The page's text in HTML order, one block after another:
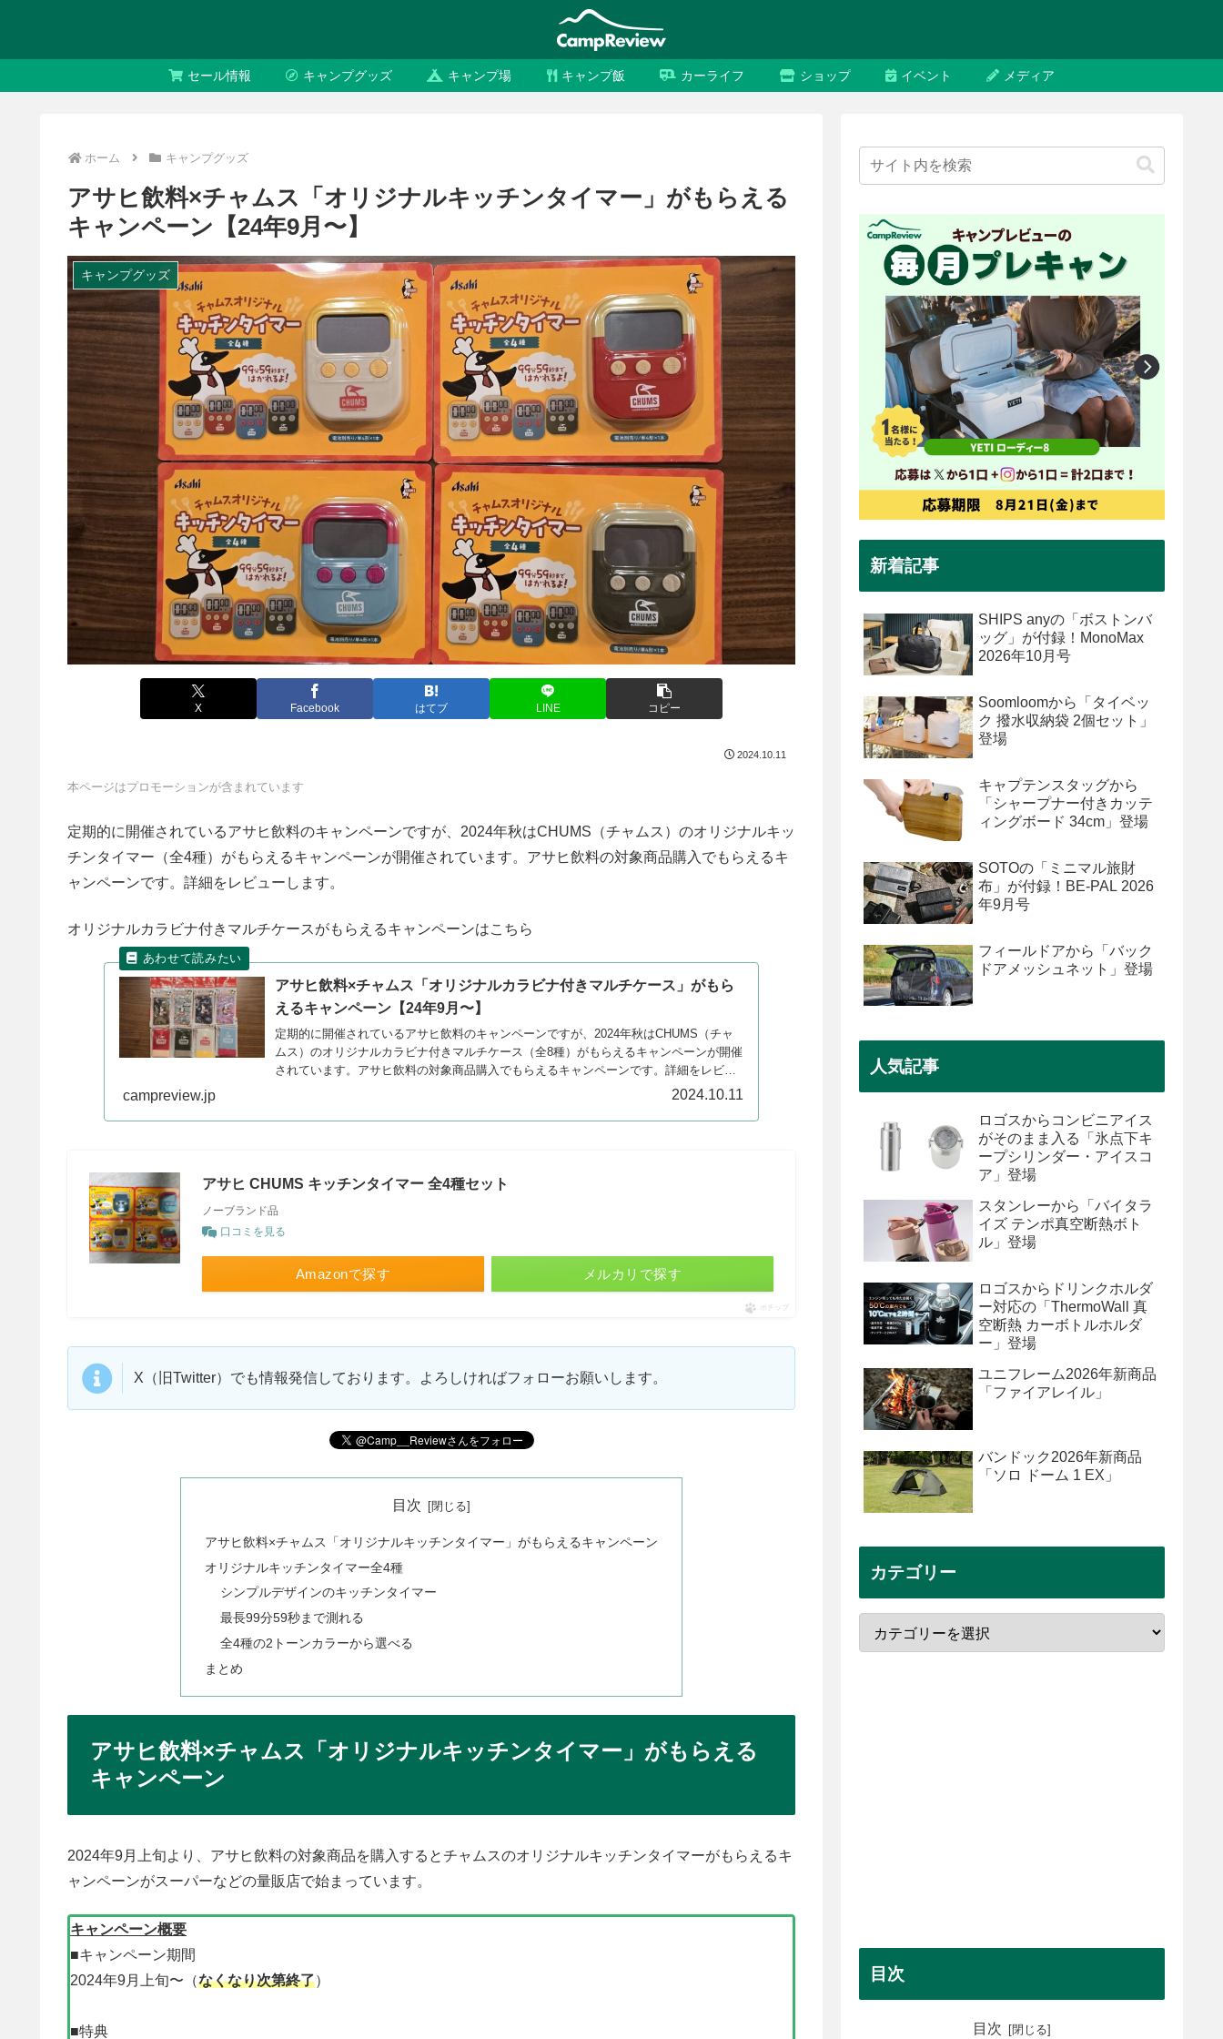
セール情報 キャンプグッズ キャンプ場 キャンプ飯 カーライフ ショップ イベント メディア
ホーム キャンプグッズ
アサヒ飲料×チャムス「オリジナルキッチンタイマー」がもらえる
キャンペーン【24年9月〜】
キャンプグッズ
X Facebook はてブ LINE コピー
2024.10.11
本ページはプロモーションが含まれています
定期的に開催されているアサヒ飲料のキャンペーンですが、2024年秋はCHUMS（チャムス）のオリジナルキッ
チンタイマー（全4種）がもらえるキャンペーンが開催されています。アサヒ飲料の対象商品購入でもらえるキ
ャンペーンです。詳細をレビューします。
オリジナルカラビナ付きマルチケースがもらえるキャンペーンはこちら
アサヒ飲料×チャムス「オリジナルカラビナ付きマルチケース」がもら
えるキャンペーン【24年9月〜】
定期的に開催されているアサヒ飲料のキャンペーンですが、2024年秋はCHUMS（チャ
ムス）のオリジナルカラビナ付きマルチケース（全8種）がもらえるキャンペーンが開催
されています。アサヒ飲料の対象商品購入でもらえるキャンペーンです。詳細をレビュ
campreview.jp 2024.10.11
アサヒ CHUMS キッチンタイマー 全4種セット
ノーブランド品
口コミを見る
Amazonで探す メルカリで探す
ポチップ
X（旧Twitter）でも情報発信しております。よろしければフォローお願いします。
目次
アサヒ飲料×チャムス「オリジナルキッチンタイマー」がもらえるキャンペーン
オリジナルキッチンタイマー全4種
シンプルデザインのキッチンタイマー
最長99分59秒まで測れる
全4種の2トーンカラーから選べる
まとめ
アサヒ飲料×チャムス「オリジナルキッチンタイマー」がもらえる
キャンペーン
2024年9月上旬より、アサヒ飲料の対象商品を購入するとチャムスのオリジナルキッチンタイマーがもらえるキ
ャンペーンがスーパーなどの量販店で始まっています。
キャンペーン概要
■キャンペーン期間
2024年9月上旬〜（なくなり次第終了）
■特典
新着記事
SHIPS anyの「ボストンバ
ッグ」が付録！MonoMax
2026年10月号
Soomloomから「タイベッ
ク 撥水収納袋 2個セット」
登場
キャプテンスタッグから
「シャープナー付きカッテ
ィングボード 34cm」登場
SOTOの「ミニマル旅財
布」が付録！BE-PAL 2026
年9月号
フィールドアから「バック
ドアメッシュネット」登場
人気記事
ロゴスからコンビニアイス
がそのまま入る「氷点下キ
ープシリンダー・アイスコ
ア」登場
スタンレーから「バイタラ
イズ テンポ真空断熱ボト
ル」登場
ロゴスからドリンクホルダ
ー対応の「ThermoWall 真
空断熱 カーボトルホルダ
ー」登場
ユニフレーム2026年新商品
「ファイアレイル」
バンドック2026年新商品
「ソロ ドーム 1 EX」
カテゴリー
目次
目次